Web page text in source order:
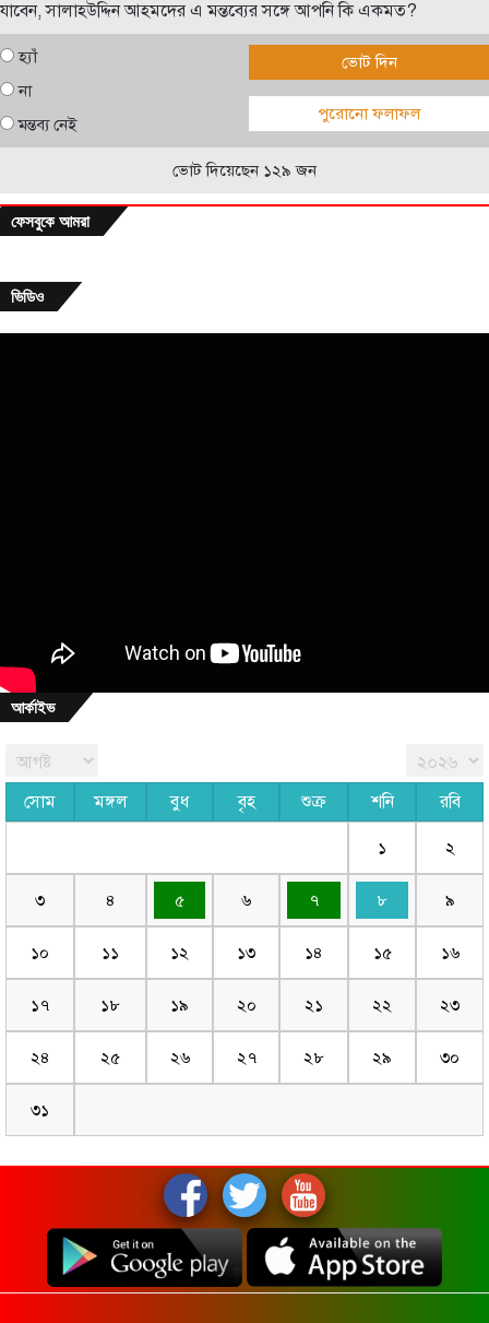
যাবেন, সালাহউদ্দিন আহমদের এ মন্তব্যের সঙ্গে আপনি কি একমত?
হ্যাঁ
না
মন্তব্য নেই
ভোট দিন
পুরোনো ফলাফল
ভোট দিয়েছেন ১২৯ জন
ফেসবুকে আমরা
ভিডিও
আর্কাইভ
সোম মঙ্গল বুধ বৃহ শুক্র শনি রবি
১ ২
৩ ৪ ৫ ৬ ৭ ৮ ৯
১০ ১১ ১২ ১৩ ১৪ ১৫ ১৬
১৭ ১৮ ১৯ ২০ ২১ ২২ ২৩
২৪ ২৫ ২৬ ২৭ ২৮ ২৯ ৩০
৩১